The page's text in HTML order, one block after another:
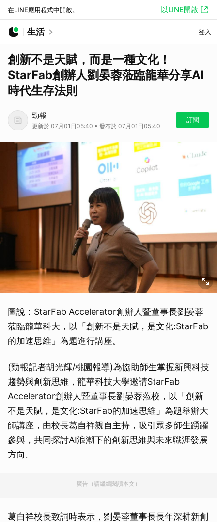
在LINE應用程式中開啟。 以LINE開啟
生活 登入
創新不是天賦，而是一種文化！
StarFab創辦人劉晏蓉蒞臨龍華分享AI
時代生存法則
勁報
更新於 07月01日05:40 • 發布於 07月01日05:40
訂閱
圖說：StarFab Accelerator創辦人暨董事長劉晏蓉
蒞臨龍華科大，以「創新不是天賦，是文化:StarFab
的加速思維」為題進行講座。
(勁報記者胡光輝/桃園報導)為協助師生掌握新興科技
趨勢與創新思維，龍華科技大學邀請StarFab
Accelerator創辦人暨董事長劉晏蓉蒞校，以「創新
不是天賦，是文化:StarFab的加速思維」為題舉辦大
師講座，由校長葛自祥親自主持，吸引眾多師生踴躍
參與，共同探討AI浪潮下的創新思維與未來職涯發展
方向。
廣告（請繼續閱讀本文）
葛自祥校長致詞時表示，劉晏蓉董事長長年深耕新創